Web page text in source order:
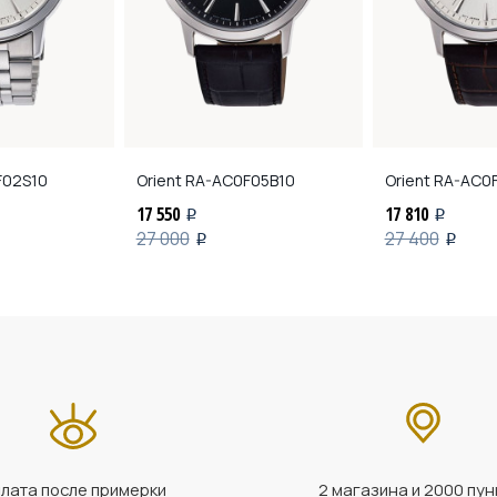
OrientRA-AC0F05B10
17 550 i
27 000 i
OrientRA-
17 810 i
27 400 i
после примерки 2 магазина и 2000